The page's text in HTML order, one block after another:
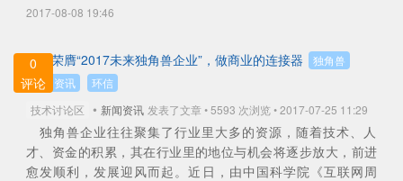
2017-08-08 19:46
0
评论
环信荣膺“2017未来独角兽企业”，做商业的连接器
独角兽
新闻资讯
环信
技术讨论区
• 新闻资讯 发表了文章 • 5593 次浏览 • 2017-07-25 11:29
独角兽企业往往聚集了行业里大多的资源，随着技术、人
才、资金的积累，其在行业里的地位与机会将逐步放大，前进
愈发顺利，发展迎风而起。近日，由中国科学院《互联网周